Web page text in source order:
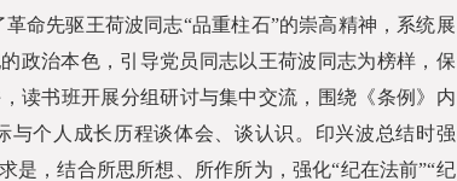
命先驱王荷波同志“品重柱石”的崇高精神，系统展
政治本色，引导党员同志以王荷波同志为榜样，保
，读书班开展分组研讨与集中交流，围绕《条例》内
个人成长历程谈体会、谈认识。印兴波总结时强
是，结合所思所想、所作所为，强化“纪在法前”“纪